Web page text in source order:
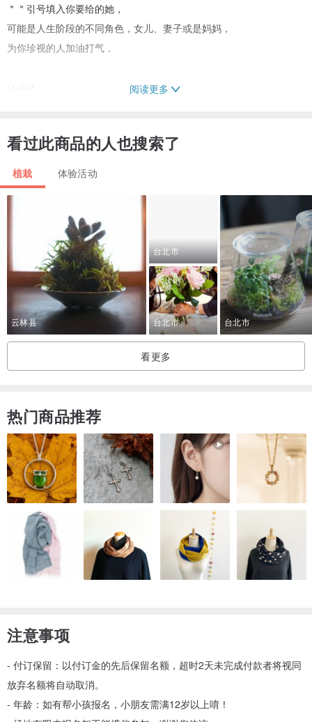
＂＂引号填入你要给的她，
可能是人生阶段的不同角色，女儿、妻子或是妈妈，
为你珍视的人加油打气，
使用竹编花篮当花器，⁣
黄色、粉色、橘色，春天花园的美好，⁣
融入到花篮中，⁣
制作时，也让自己的心意一起放入，⁣
希望收到的人只要放在桌上，⁣
就会感受到季节的脉动。⁣
❀⁣
阅读更多
看过此商品的人也搜索了
植栽 体验活动
云林县
台北市
台北市 台北市
看更多
热门商品推荐
注意事项
- 付订保留：以付订金的先后保留名额，超时2天未完成付款者将视同
放弃名额将自动取消。
- 年龄：如有帮小孩报名，小朋友需满12岁以上唷！